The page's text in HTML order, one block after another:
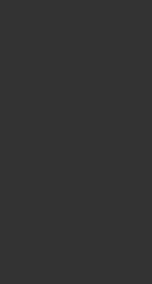
PLEATED SHORT ショートパ